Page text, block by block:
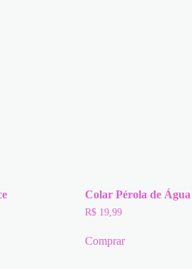
Colar Pérola de Água
R$19,99
Comprar